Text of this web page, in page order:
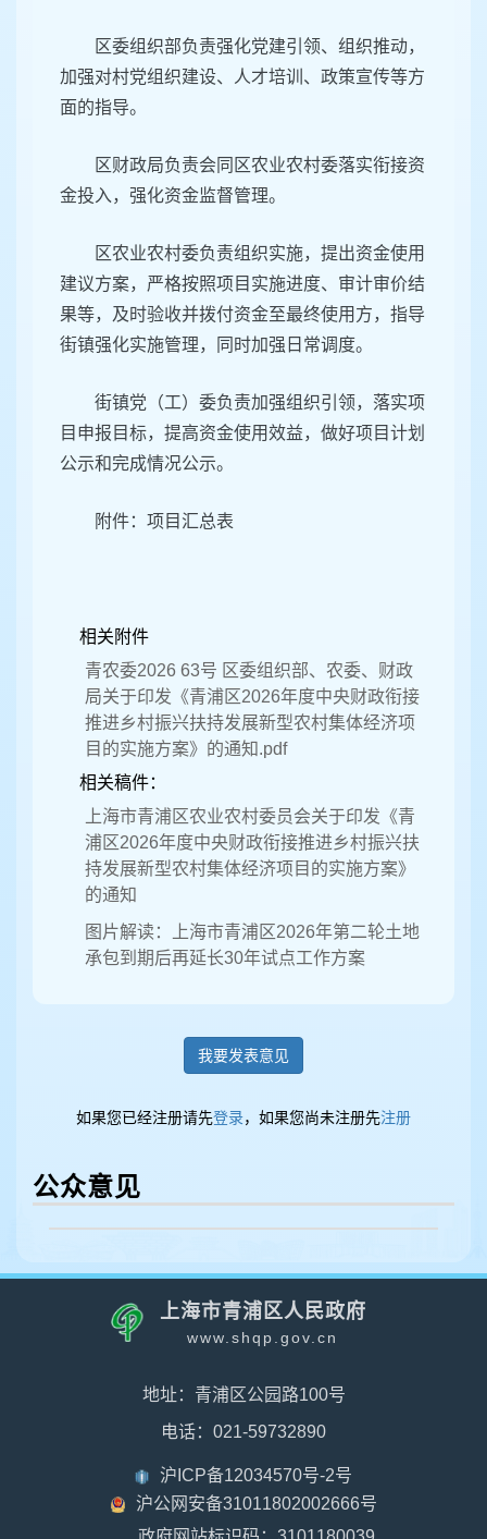
区委组织部负责强化党建引领、组织推动，
加强对村党组织建设、人才培训、政策宣传等方
面的指导。
区财政局负责会同区农业农村委落实衔接资
金投入，强化资金监督管理。
区农业农村委负责组织实施，提出资金使用
建议方案，严格按照项目实施进度、审计审价结
果等，及时验收并拨付资金至最终使用方，指导
街镇强化实施管理，同时加强日常调度。
街镇党（工）委负责加强组织引领，落实项
目申报目标，提高资金使用效益，做好项目计划
公示和完成情况公示。
附件：项目汇总表
相关附件
青农委2026 63号 区委组织部、农委、财政
局关于印发《青浦区2026年度中央财政衔接
推进乡村振兴扶持发展新型农村集体经济项
目的实施方案》的通知.pdf
相关稿件：
上海市青浦区农业农村委员会关于印发《青
浦区2026年度中央财政衔接推进乡村振兴扶
持发展新型农村集体经济项目的实施方案》
的通知
图片解读：上海市青浦区2026年第二轮土地
承包到期后再延长30年试点工作方案
我要发表意见
如果您已经注册请先登录，如果您尚未注册先注册
公众意见
上海市青浦区人民政府
www.shqp.gov.cn
地址：青浦区公园路100号
电话：021-59732890
沪ICP备12034570号-2号
沪公网安备31011802002666号